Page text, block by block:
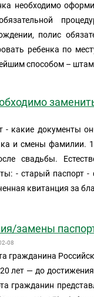
необходимо
полис
ребенка по
способом –
- какие документы
и смены фамилии.
свадьбы.
- старый паспорт -
квитанция за
замены
08
гражданина
лет — до
гражданин